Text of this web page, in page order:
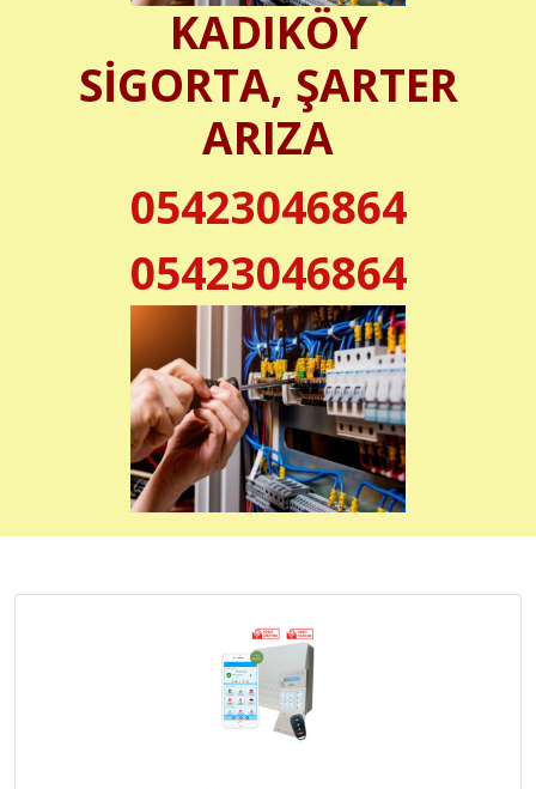
KADIKÖY
SİGORTA, ŞARTER
ARIZA
05423046864
05423046864